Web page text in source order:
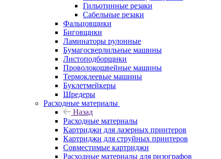
Гильотинные резаки
Сабельные резаки
Фальцовщики
Биговщики
Ламинаторы рулонные
Бумагосверлильные машины
Листоподборщики
Проволокошвейные машины
Термоклеевые машины
Буклетмейкеры
Шредеры
Расходные материалы
Назад
Расходные материалы
Картриджи для лазерных принтеров
Картриджи для струйных принтеров
Совместимые картриджи
Расходные материалы для ризографов